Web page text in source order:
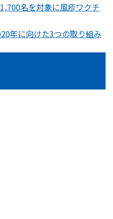
名を対象に風疹ワクチ
年に向けた3つの取り組み